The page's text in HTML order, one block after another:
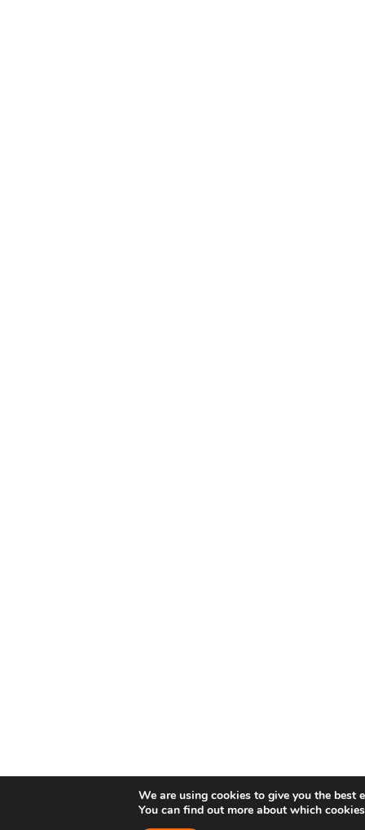
We are using cookies to give you the best
You can find out more about which